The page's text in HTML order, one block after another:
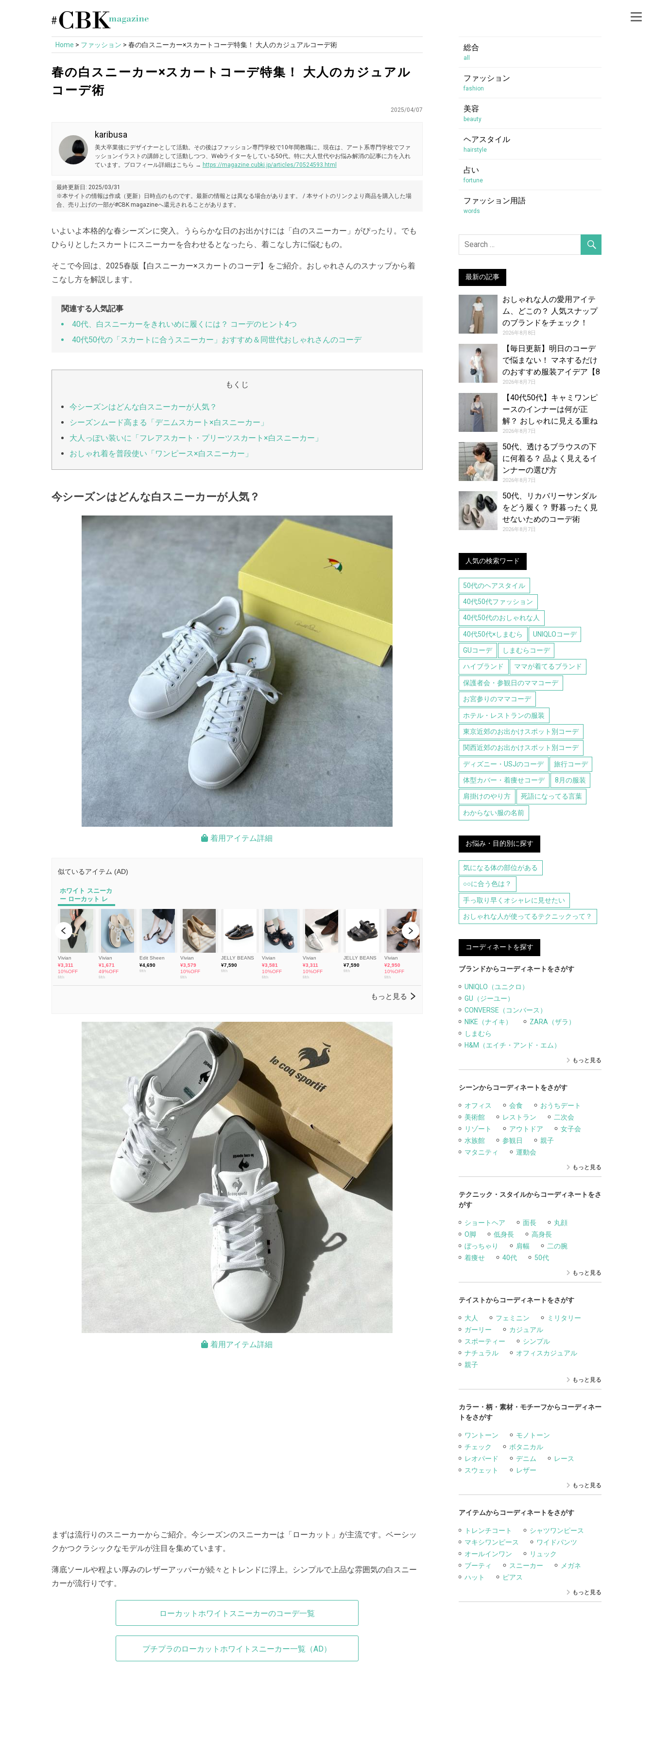
content
Home > ファッション >春の白スニーカー×スカートコーデ特集！ 大人のカジュアルコーデ術
春の白スニーカー×スカートコーデ特集！ 大人のカジュアル
コーデ術
2025/04/07
karibusa
美大卒業後にデザイナーとして活動。その後はファッション専門学校で10年間教職に。現在は、アート系専門学校でファ
ッションイラストの講師として活動しつつ、Webライターをしている50代。特に大人世代やお悩み解消の記事に力を入れ
ています。プロフィール詳細はこちら → https://magazine.cubki.jp/articles/70524593.html
最終更新日: 2025/03/31
※本サイトの情報は作成（更新）日時点のものです。最新の情報とは異なる場合があります。 / 本サイトのリンクより商品を購入した場
合、売り上げの一部が#CBK magazineへ還元されることがあります。
いよいよ本格的な春シーズンに突入。うららかな日のお出かけには「白のスニーカー」がぴったり。でも
ひらりとしたスカートにスニーカーを合わせるとなったら、着こなし方に悩むもの。
そこで今回は、2025春版【白スニーカー×スカートのコーデ】をご紹介。おしゃれさんのスナップから着
こなし方を解説します。
関連する人気記事
40代、白スニーカーをきれいめに履くには？ コーデのヒント4つ
40代50代の「スカートに合うスニーカー」おすすめ＆同世代おしゃれさんのコーデ
もくじ
今シーズンはどんな白スニーカーが人気？
シーズンムード高まる「デニムスカート×白スニーカー」
大人っぽい装いに「フレアスカート・プリーツスカート×白スニーカー」
おしゃれ着を普段使い「ワンピース×白スニーカー」
今シーズンはどんな白スニーカーが人気？
着用アイテム詳細
着用アイテム詳細
まずは流行りのスニーカーからご紹介。今シーズンのスニーカーは「ローカット」が主流です。ベーシッ
クかつクラシックなモデルが注目を集めています。
薄底ソールや程よい厚みのレザーアッパーが続々とトレンドに浮上。シンプルで上品な雰囲気の白スニー
カーが流行りです。
ローカットホワイトスニーカーのコーデ一覧
プチプラのローカットホワイトスニーカー一覧（AD）
総合
all
ファッション
fashion
美容
beauty
ヘアスタイル
hairstyle
占い
fortune
ファッション用語
words
最新の記事
おしゃれな人の愛用アイテ
ム、どこの？ 人気スナップ
のブランドをチェック！
（2026年7月28日号）
2026年8月8日
【毎日更新】明日のコーデ
で悩まない！ マネするだけ
のおすすめ服装アイデア【8
月8日夏】
2026年8月7日
【40代50代】キャミワンピ
ースのインナーは何が正
解？ おしゃれに見える重ね
着コーデカタログ
2026年8月7日
50代、透けるブラウスの下
に何着る？ 品よく見えるイ
ンナーの選び方
2026年8月7日
50代、リカバリーサンダル
をどう履く？ 野暮ったく見
せないためのコーデ術
2026年8月7日
人気の検索ワード
50代のヘアスタイル
40代50代ファッション
40代50代のおしゃれな人
40代50代×しまむら UNIQLOコーデ
GUコーデ しまむらコーデ
ハイブランド ママが着てるブランド
保護者会・参観日のママコーデ
お宮参りのママコーデ
ホテル・レストランの服装
東京近郊のお出かけスポット別コーデ
関西近郊のお出かけスポット別コーデ
ディズニー・USJのコーデ 旅行コーデ
体型カバー・着痩せコーデ 8月の服装
肩掛けのやり方 死語になってる言葉
わからない服の名前
お悩み・目的別に探す
気になる体の部位がある
○○に合う色は？
手っ取り早くオシャレに見せたい
おしゃれな人が使ってるテクニックって？
コーディネートを探す
ブランドからコーディネートをさがす
UNIQLO（ユニクロ）
GU（ジーユー）
CONVERSE（コンバース）
NIKE（ナイキ）
ZARA（ザラ）
しまむら
H&M（エイチ・アンド・エム）
もっと見る
シーンからコーディネートをさがす
オフィス 会食
おうちデート
美術館
レストラン
二次会
リゾート
アウトドア
女子会
水族館
参観日
親子
マタニティ
運動会
もっと見る
テクニック・スタイルからコーディネートをさ
がす
ショートヘア 面長
丸顔
O脚
低身長
高身長
ぼっちゃり
肩幅
二の腕
着痩せ
40代 50代
もっと見る
テイストからコーディネートをさがす
大人 フェミニン
ミリタリー
ガーリー
カジュアル
スポーティー
シンプル
ナチュラル
オフィスカジュアル
親子
もっと見る
カラー・柄・素材・モチーフからコーディネー
トをさがす
ワントーン
モノトーン
チェック
ボタニカル
レオパード
デニム
レース
スウェット
レザー
もっと見る
アイテムからコーディネートをさがす
トレンチコート
シャツワンピース
マキシワンピース
ワイドパンツ
オールインワン
リュック
ブーティ
スニーカー
メガネ
ハット
ピアス
もっと見る